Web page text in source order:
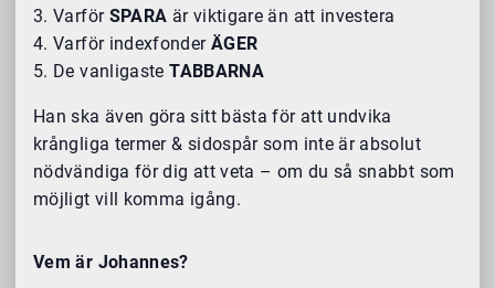
Varför SPARA är viktigare än att investera
Varför indexfonder ÄGER
De vanligasteTABBARNA
Han ska även göra sitt bästa för att undvika
krångliga termer & sidospår som inte är absolut
nödvändiga för dig att veta – om du så snabbt som
möjligt vill komma igång.
Vem är Johannes?